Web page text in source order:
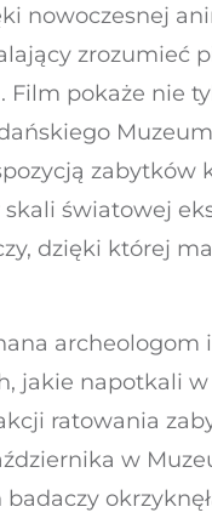
nowoczesnej
zrozumieć
pokaże nie
światowej
dzięki której
jakie napotkali
ratowania
w